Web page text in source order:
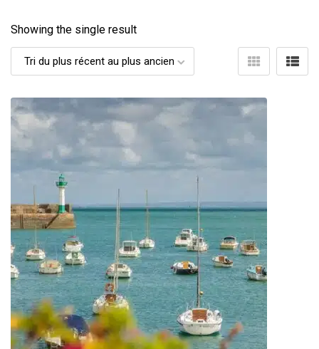
Showing the single result